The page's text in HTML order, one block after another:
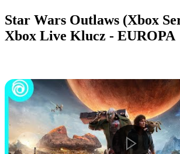
Star Wars Outlaws (Xbox
Xbox Live Klucz - EUROPA